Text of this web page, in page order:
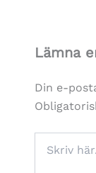
Lämna
Din e-
här..